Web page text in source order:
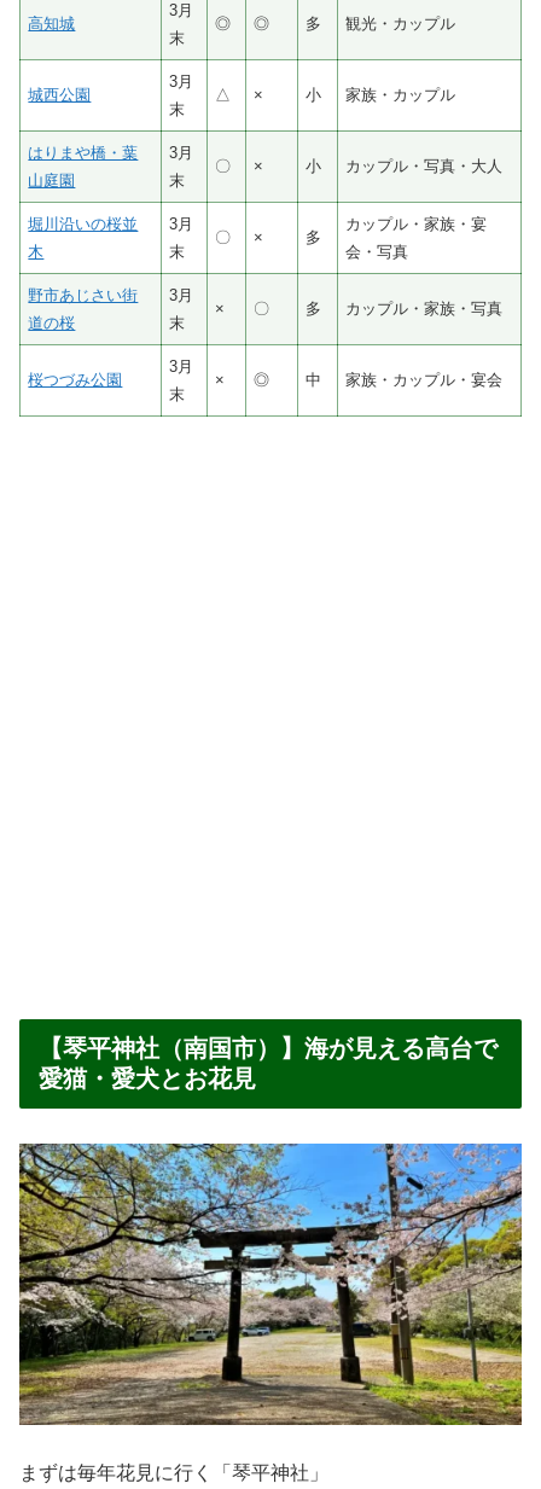
高知城
3月
末
◎ ◎ 多 観光・カップル
城西公園
3月
末
△ × 小 家族・カップル
はりまや橋・葉
山庭園
3月
末
〇 × 小 カップル・写真・大人
堀川沿いの桜並
木
3月
末
〇 × 多
カップル・家族・宴
会・写真
野市あじさい街
道の桜
3月
末
× 〇 多 カップル・家族・写真
桜つづみ公園
3月
末
× ◎ 中 家族・カップル・宴会
【琴平神社（南国市）】海が見える高台で
愛猫・愛犬とお花見
まずは毎年花見に行く「琴平神社」